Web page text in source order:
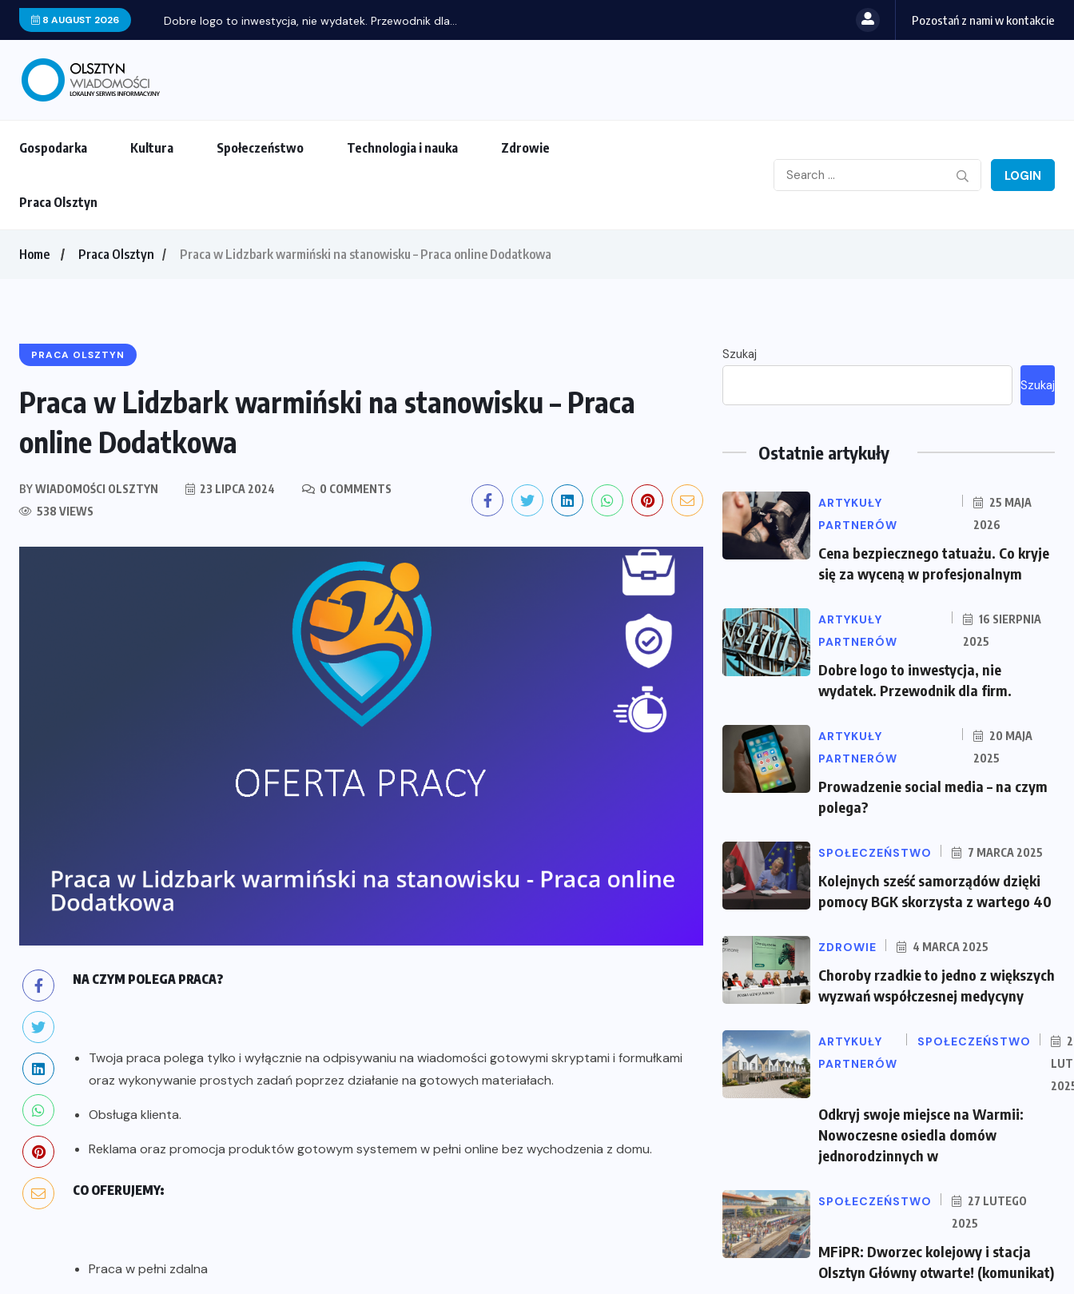
8 AUGUST 2026 Dobre logo to inwestycja, nie wydatek. Przewodnik dla... Pozostań z nami w kontakcie
Gospodarka Kultura Społeczeństwo Technologia i nauka Zdrowie
Praca Olsztyn
LOGIN
Home Praca Olsztyn Praca w Lidzbark warmiński na stanowisku – Praca online Dodatkowa
PRACA OLSZTYN
Praca w Lidzbark warmiński na stanowisku – Praca
online Dodatkowa
BYWIADOMOŚCI OLSZTYN 23 LIPCA 2024
0 COMMENTS
538 VIEWS
NA CZYM POLEGA PRACA?
Twoja praca polega tylko i wyłącznie na odpisywaniu na wiadomości gotowymi skryptami i formułkami
oraz wykonywanie prostych zadań poprzez działanie na gotowych materiałach.
Obsługa klienta.
Reklama oraz promocja produktów gotowym systemem w pełni online bez wychodzenia z domu.
CO OFERUJEMY:
Praca w pełni zdalna
Szukaj
Szukaj
Ostatnie artykuły
ARTYKUŁY
PARTNERÓW
25 MAJA
2026
Cena bezpiecznego tatuażu. Co kryje
się za wyceną w profesjonalnym
ARTYKUŁY
PARTNERÓW
16 SIERPNIA
2025
Dobre logo to inwestycja, nie
wydatek. Przewodnik dla firm.
ARTYKUŁY
PARTNERÓW
20 MAJA
2025
Prowadzenie social media – na czym
polega?
SPOŁECZEŃSTWO 7 MARCA 2025
Kolejnych sześć samorządów dzięki
pomocy BGK skorzysta z wartego 40
ZDROWIE 4 MARCA 2025
Choroby rzadkie to jedno z większych
wyzwań współczesnej medycyny
ARTYKUŁY
PARTNERÓW
SPOŁECZEŃSTWO
Odkryj swoje miejsce na Warmii:
Nowoczesne osiedla domów
jednorodzinnych w
SPOŁECZEŃSTWO
27 LUTEGO
2025
MFiPR: Dworzec kolejowy i stacja
Olsztyn Główny otwarte! (komunikat)